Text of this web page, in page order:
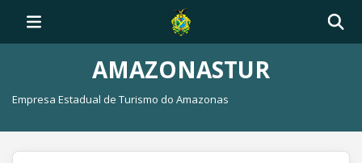
AMAZONASTUR
Empresa Estadual de Turismo do Amazonas